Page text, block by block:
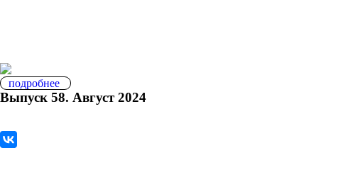
подробнее
Выпуск 58. Август 2024